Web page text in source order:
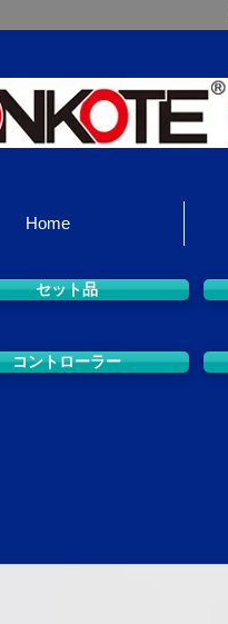
Home
セット品
コントローラー